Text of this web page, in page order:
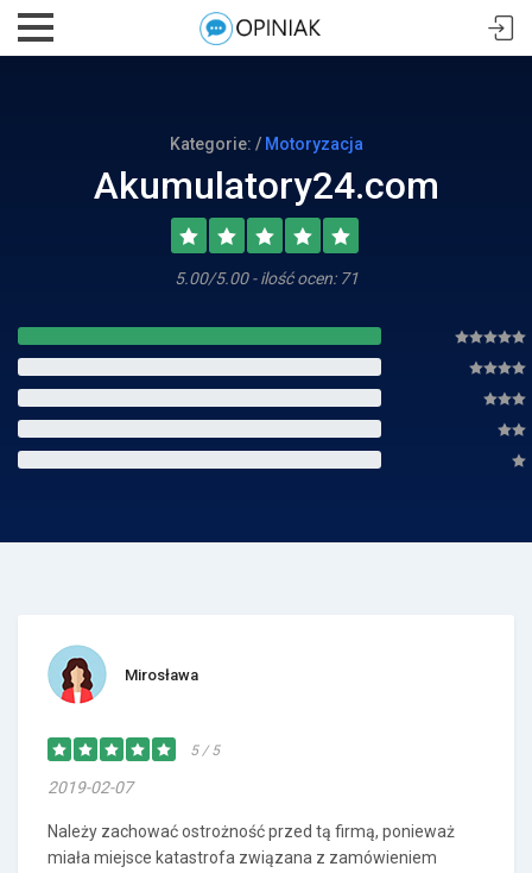
Kategorie: / Motoryzacja
Akumulatory24.com
5.00/5.00 - ilość ocen: 71
Mirosława
5 / 5
2019-02-07
Należy zachować ostrożność przed tą firmą, ponieważ
miała miejsce katastrofa związana z zamówieniem